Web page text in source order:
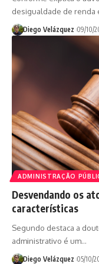
desigualdade de renda
Diego Velázquez 09/10/
ADMINISTRAÇÃO
Desvendando os
características
Segundo destaca a
administrativo é um…
Diego Velázquez 05/10/